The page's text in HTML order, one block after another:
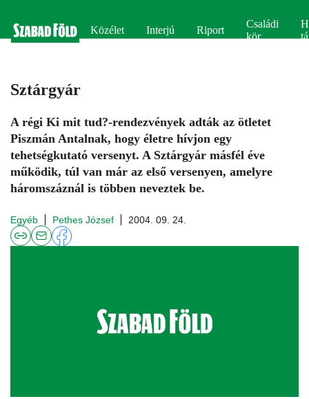
Közélet Interjú Riport
Családi
kör
Sztárgyár
A régi Ki mit tud?-rendezvények adták az ötletet
Piszmán Antalnak, hogy életre hívjon egy
tehetségkutató versenyt. A Sztárgyár másfél éve
működik, túl van már az első versenyen, amelyre
háromszáznál is többen neveztek be.
Egyéb Pethes József 2004. 09. 24.